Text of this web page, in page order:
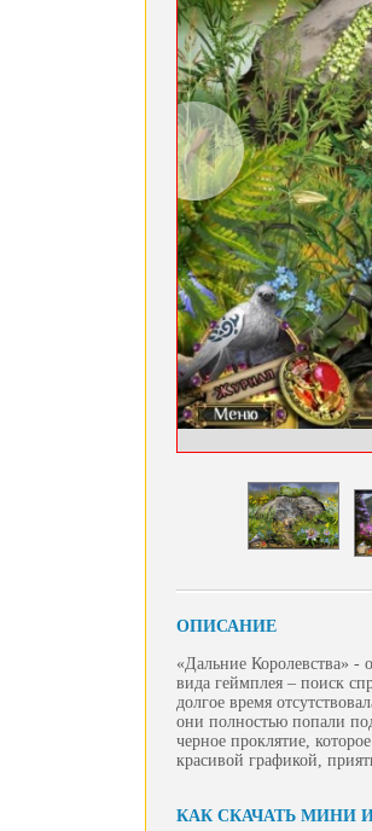
ОПИСАНИЕ
«Дальние Королевства» -
вида геймплея – поиск
долгое время
они полностью попали
черное проклятие,
красивой графикой,
КАК СКАЧАТЬ МИНИ